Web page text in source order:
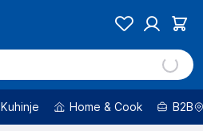
Kuhinje Home & Cook B2B